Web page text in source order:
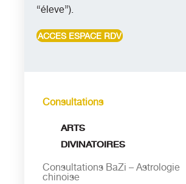
“éleve”).
ACCES ESPACE RDV
Consultations
ARTS
DIVINATOIRES
Consultations BaZi – Astrologie
chinoise